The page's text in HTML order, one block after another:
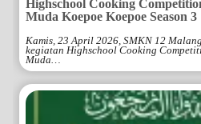
Highschool Cooking
Muda Koepoe Koepoe Season 3
Kamis, 23 April 2026, SMKN 12
kegiatan Highschool Cooking
Muda…